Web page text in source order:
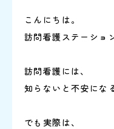
こんにちは。
訪問看護ステーショ
訪問看護には、
知らないと不安にな
でも実際は、